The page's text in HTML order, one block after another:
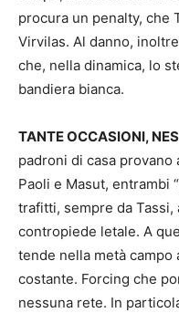
procura un penalty, che
Virvilas. Al danno,
che, nella dinamica, lo
bandiera bianca.
TANTE OCCASIONI,
padroni di casa
Paoli e Masut, entrambi
trafitti, sempre da Tassi,
contropiede letale. A
tende nella metà
costante. Forcing che
nessuna rete. In